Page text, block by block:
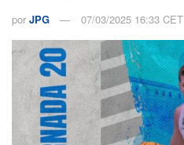
por JPG 07/03/2025 16:33 CET